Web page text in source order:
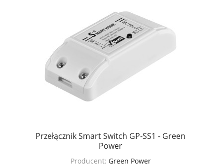
Przełącznik Smart Switch GP-SS1 - Green
Power
Producent: Green Power